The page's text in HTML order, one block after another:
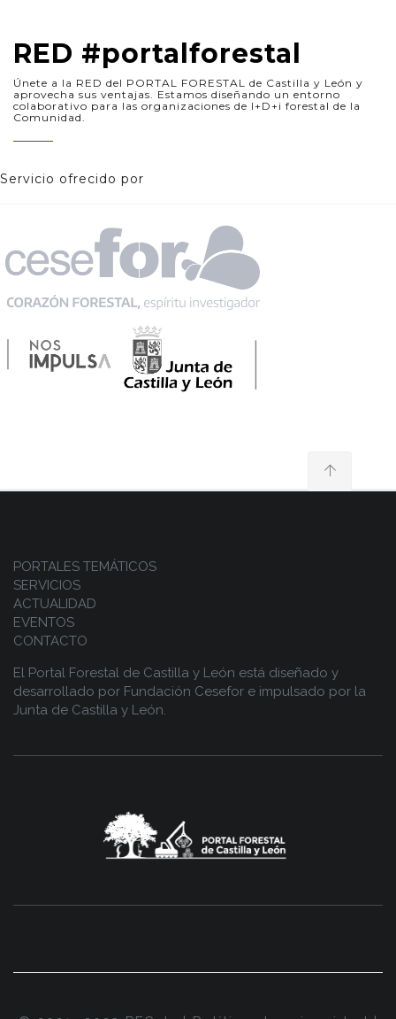
RED #portalforestal
Únete a la RED del PORTAL FORESTAL de Castilla y León y
aprovecha sus ventajas. Estamos diseñando un entorno
colaborativo para las organizaciones de I+D+i forestal de la
Comunidad.
Servicio ofrecido por
PORTALES TEMÁTICOS
SERVICIOS
ACTUALIDAD
EVENTOS
CONTACTO
El Portal Forestal de Castilla y León está diseñado y
desarrollado por Fundación Cesefor e impulsado por la
Junta de Castilla y León.